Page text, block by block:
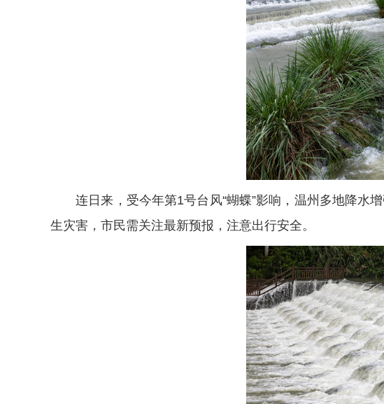
连日来，受今年第1号台风“蝴蝶”影响，温州多地降水
生灾害，市民需关注最新预报，注意出行安全。